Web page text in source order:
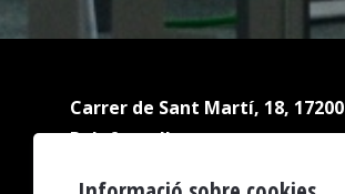
Carrer de Sant Martí, 18, 17200
Palafrugell
Tel.:972 304 809